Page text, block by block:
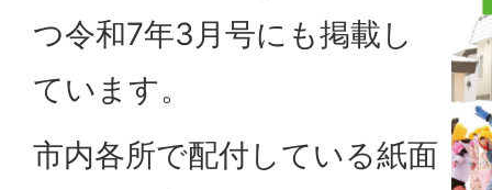
つ令和7年3月号にも掲載し
ています。
市内各所で配付している紙面